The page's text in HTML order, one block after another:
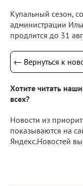
Купальный сезон,
администрации
продлится до 31
← Вернуться к
Хотите читать
всех?
Новости из
показываются на
Яндекс.Новостей